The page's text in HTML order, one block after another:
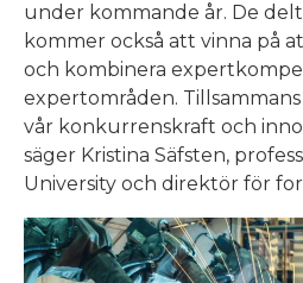
under kommande år. De
kommer också att vinna på
och kombinera
expertområden.
vår konkurrenskraft och
säger Kristina Säfsten,
University och direktör för